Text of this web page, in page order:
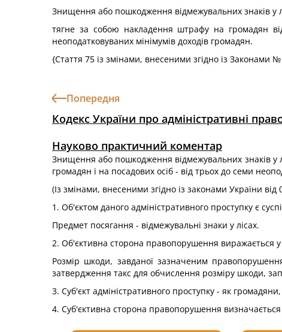
Знищення або пошкодження відмежувальних знаків у
тягне за собою накладення штрафу на громадян
неоподатковуваних мінімумів доходів громадян.
{Стаття 75 із змінами, внесеними згідно із Законами
Попередня
Кодекс України про адміністративні
Науково практичний коментар
Знищення або пошкодження відмежувальних знаків у
громадян і на посадових осіб - від трьох до семи
(Із змінами, внесеними згідно із законами України
1. Об'єктом даного адміністративного проступку є
Предмет посягання - відмежувальні знаки у лісах.
2. Об'єктивна сторона правопорушення виражається
Розмір шкоди, завданої зазначеним
затвердження такс для обчислення розміру шкоди,
3. Суб'єкт адміністративного проступку - як громадяни,
4. Суб'єктивна сторона правопорушення визначається